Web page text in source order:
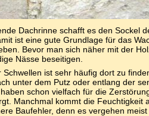
Dachrinne schafft es den Sockel
ist eine gute Grundlage für das
Bevor man sich näher mit der
Nässe beseitigen.
ist sehr häufig dort zu
unter dem Putz oder entlang der
schon vielfach für die
Manchmal kommt die Feuchtigkeit
Baufehler, denn es vergehen